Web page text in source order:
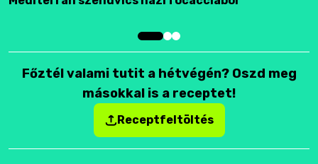
Főztél valami tutit a hétvégén? Oszd meg
másokkal is a receptet!
Receptfeltöltés